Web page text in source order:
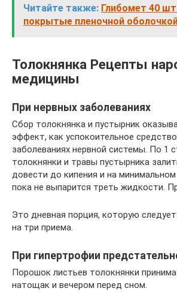
Читайте также: Глибомет 40
покрытые пленочной
Толокнянка Рецепты
медицины
При нервных заболеваниях
Сбор толокнянка и пустырник
эффект, как успокоительное
заболеваниях нервной системы. По 1
толокнянки и травы пустырника
довести до кипения и на минимальном
пока не выпарится треть жидкости.
Это дневная порция, которую
на три приема.
При гипертрофии
Порошок листьев толокнянки
натощак и вечером перед сном.